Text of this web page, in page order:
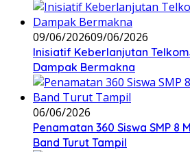
09/06/202609/06/2026
Inisiatif Keberlanjutan
Dampak Bermakna
06/06/2026
Penamatan 360 Siswa SMP 8
Band Turut Tampil